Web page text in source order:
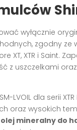
wyłącznie
zgodny
XT, XTR i Saint.
z uszczelkami
LVOIL dla serii
oraz wysokich
olej mineralny do